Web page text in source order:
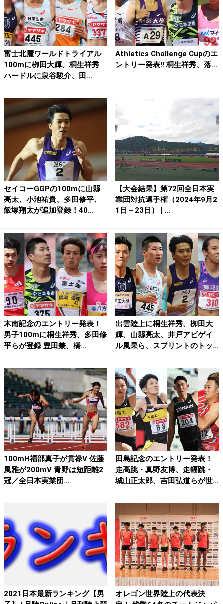
富士北麓ワールドトライアル
100mに栁田大輝、桐生祥秀
ハードルに泉谷駿介、田...
Athletics Challenge Cupのエ
ントリー発表!! 桐生祥秀、落...
セイコーGGPの100mに山縣
亮太、小池祐貴、多田修平、
飯塚翔太が追加登録！40...
【大会結果】第72回全日本実
業団対抗選手権（2024年9月2
1日～23日） | ...
木南記念のエントリー発表！
男子100mに桐生祥秀、多田修
平らが登録 豊田兼、橋...
出雲陸上に桐生祥秀、栁田大
輝、山縣亮太、井戸アビゲイ
ル風果ら、スプリントのトッ
100mH福部真子が貫禄V 佐藤
風雅が200mV 青野は短距離2
冠／全日本実業団...
田島記念のエントリー発表！
走高跳・真野友博、走幅跳・
城山正太郎、吉田弘道らが世
2021日本最新ランキング【男
オレゴン世界陸上の代表決